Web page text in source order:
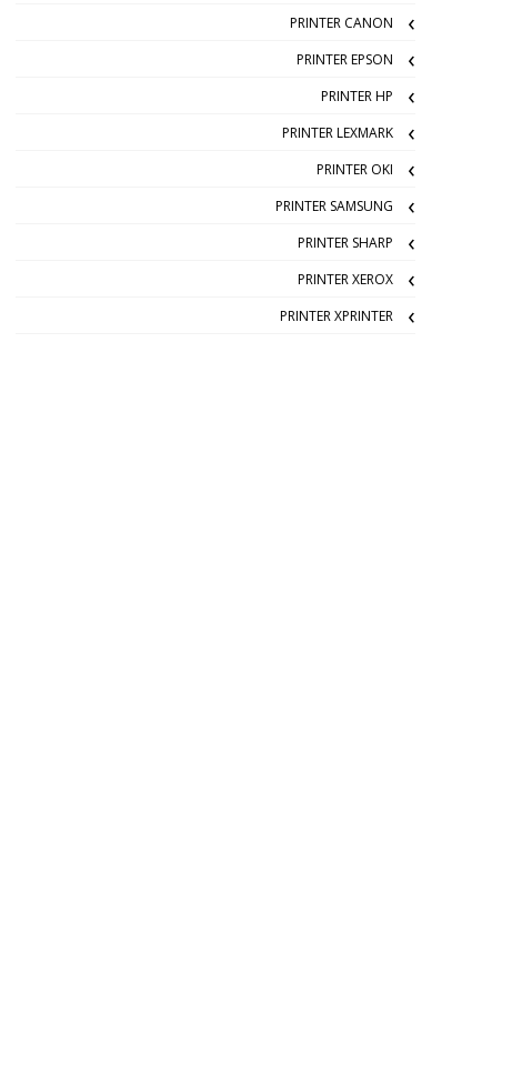
PRINTER CANON
PRINTER EPSON
PRINTER HP
PRINTER LEXMARK
PRINTER OKI
PRINTER SAMSUNG
PRINTER SHARP
PRINTER XEROX
PRINTER XPRINTER